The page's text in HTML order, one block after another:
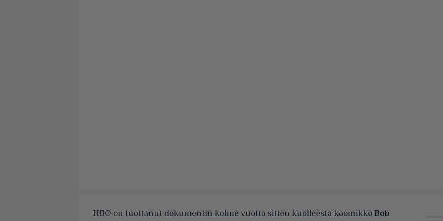
HBO on tuottanut dokumentin kolme vuotta sitten kuolleesta koomikko Bob